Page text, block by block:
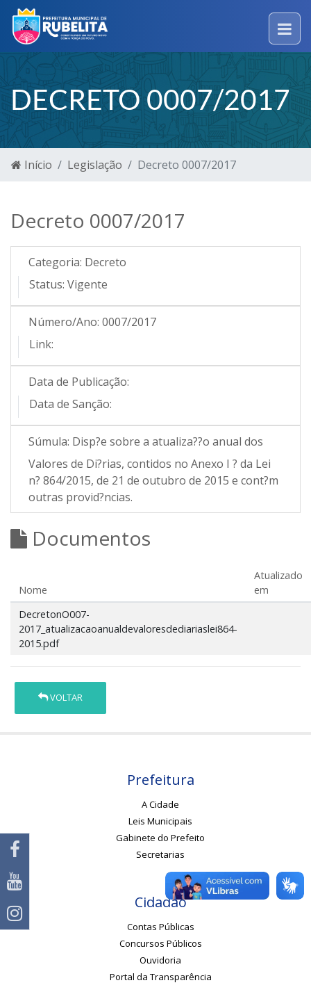
DECRETO 0007/2017
Início Legislação Decreto 0007/2017
Decreto 0007/2017
Categoria: Decreto
Status: Vigente
Número/Ano: 0007/2017
Link:
Data de Publicação:
Data de Sanção:
Súmula: Disp?e sobre a atualiza??o anual dos
Valores de Di?rias, contidos no Anexo I ? da Lei
n? 864/2015, de 21 de outubro de 2015 e cont?m
outras provid?ncias.
Documentos
Nome
Atualizado
em
DecretonO007-
2017_atualizacaoanualdevaloresdediariaslei864-
2015.pdf
VOLTAR
Prefeitura
A Cidade
Leis Municipais
Gabinete do Prefeito
Secretarias
Cidadão
Contas Públicas
Concursos Públicos
Ouvidoria
Portal da Transparência